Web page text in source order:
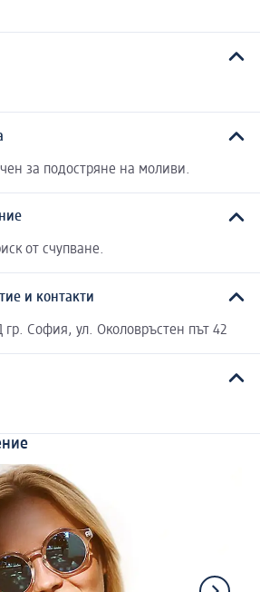
за подостряне на моливи.
от счупване.
и контакти
София, ул. Околовръстен път 42